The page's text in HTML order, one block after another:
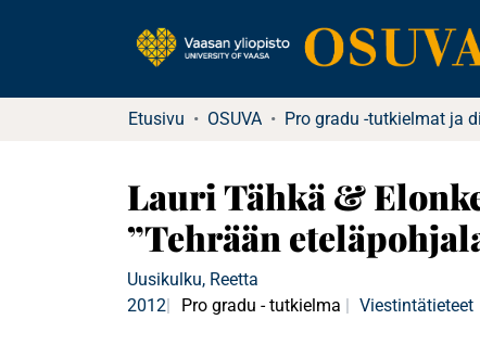
Etusivu OSUVA
Lauri Tähkä &
”Tehrään
Uusikulku, Reetta
2012
Pro gradu - tutkielma Viestintätieteet